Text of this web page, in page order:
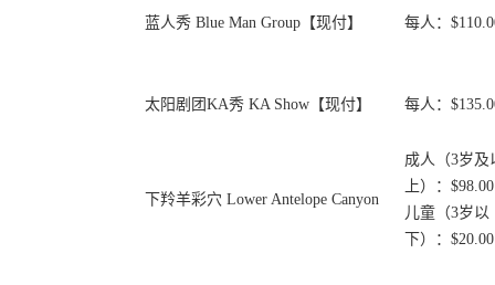
蓝人秀 Blue Man Group【现付】 每人：
太阳剧团KA秀 KA Show【现付】 每人：
下羚羊彩穴 Lower Antelope Canyon
成人（3岁及
上）：$98.00
儿童（3岁以
下）：$20.00